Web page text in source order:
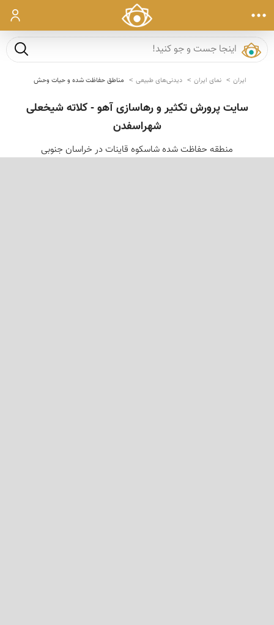
ورود
جست و
ایران نمای ایران دیدنی‌های طبیعی مناطق حفاظت شده و حیات وحش
سایت پرورش تکثیر و رهاسازی آهو - کلاته شیخعلی
شهراسفدن
منطقه حفاظت شده شاسکوه قاینات در خراسان جنوبی